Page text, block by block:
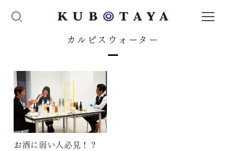
カルピスウォーター
お酒に弱い人必見！？